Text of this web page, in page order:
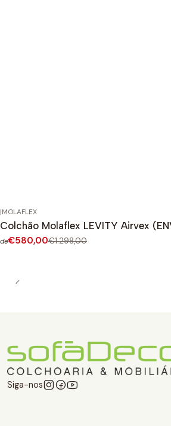
-55%DESCONTO
|MOLAFLEX
Colchão Molaflex LEVITY Airvex
de€580,00€1.298,00
Siga-nos